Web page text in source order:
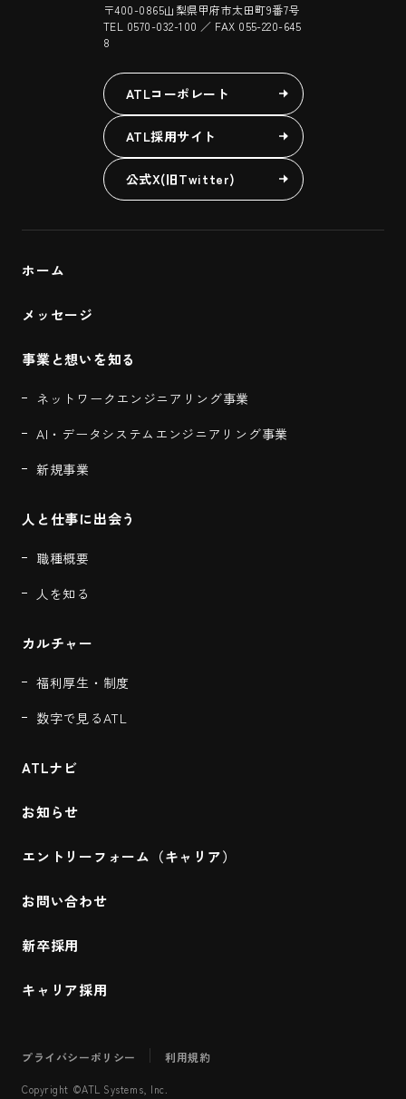
〒400-0865山梨県甲府市太田町9番7号
TEL 0570-032-100 ／ FAX 055-220-645
8
ATLコーポレート
ATL採用サイト
公式X(旧Twitter)
ホーム
メッセージ
事業と想いを知る
ネットワークエンジニアリング事業
AI・データシステムエンジニアリング事業
新規事業
人と仕事に出会う
職種概要
人を知る
カルチャー
福利厚生・制度
数字で見るATL
ATLナビ
お知らせ
エントリーフォーム（キャリア）
お問い合わせ
新卒採用
キャリア採用
プライバシーポリシー 利用規約
Copyright ©ATL Systems, Inc.